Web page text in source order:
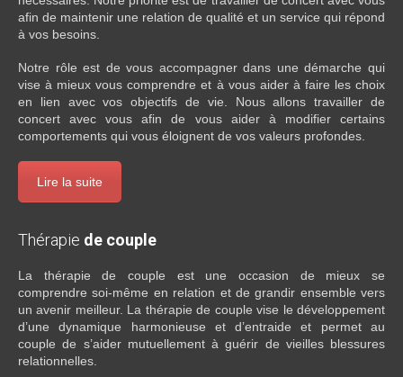
afin de maintenir une relation de qualité et un service qui répond
à vos besoins.
Notre rôle est de vous accompagner dans une démarche qui
vise à mieux vous comprendre et à vous aider à faire les choix
en lien avec vos objectifs de vie. Nous allons travailler de
concert avec vous afin de vous aider à modifier certains
comportements qui vous éloignent de vos valeurs profondes.
Lire la suite
Thérapie de couple
La thérapie de couple est une occasion de mieux se
comprendre soi-même en relation et de grandir ensemble vers
un avenir meilleur. La thérapie de couple vise le développement
d’une dynamique harmonieuse et d’entraide et permet au
couple de s’aider mutuellement à guérir de vieilles blessures
relationnelles.